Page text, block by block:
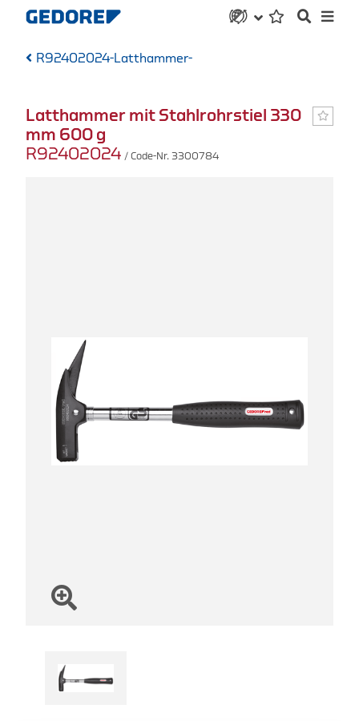
R92402024-Latthammer-
Latthammer mit Stahlrohrstiel 330
mm 600 g
R92402024 / Code-Nr. 3300784